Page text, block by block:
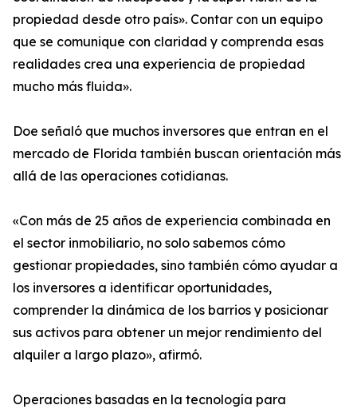
propiedad desde otro país». Contar con un equipo
que se comunique con claridad y comprenda esas
realidades crea una experiencia de propiedad
mucho más fluida».
Doe señaló que muchos inversores que entran en el
mercado de Florida también buscan orientación más
allá de las operaciones cotidianas.
«Con más de 25 años de experiencia combinada en
el sector inmobiliario, no solo sabemos cómo
gestionar propiedades, sino también cómo ayudar a
los inversores a identificar oportunidades,
comprender la dinámica de los barrios y posicionar
sus activos para obtener un mejor rendimiento del
alquiler a largo plazo», afirmó.
Operaciones basadas en la tecnología para